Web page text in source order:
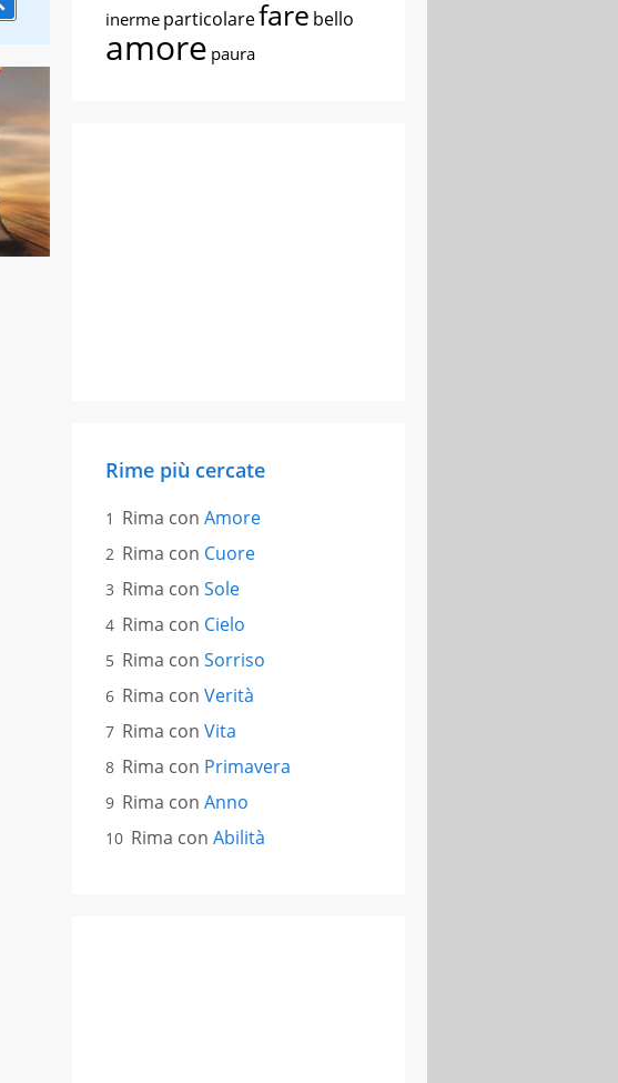
inerme particolarefare bello
amore paura
Rime più cercate
Rima con Amore
Rima con Cuore
Rima con Sole
Rima con Cielo
Rima con Sorriso
Rima con Verità
Rima con Vita
Rima con Primavera
Rima con Anno
Rima con Abilità